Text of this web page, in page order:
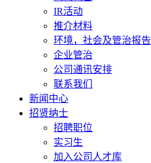
IR活动
推介材料
环境，社会及管治报告
企业管治
公司通讯安排
联系我们
新闻中心
招贤纳士
招聘职位
实习生
加入公司人才库